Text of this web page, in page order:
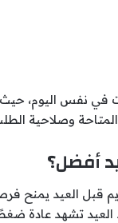
في نفس اليوم،
وصلاحية
أفضل؟
قبل العيد
تشهد عادة